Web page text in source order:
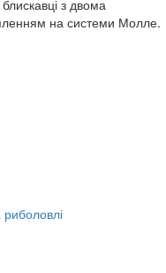
з двома
на системи Молле.